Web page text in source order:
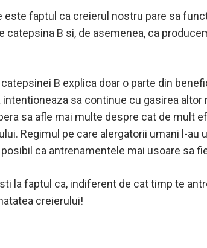
faptul ca creierul nostru pare sa
catepsina B si, de asemenea, ca
B explica doar o parte din
intentioneaza sa continue cu gasirea
sa afle mai multe despre cat de mult
Regimul pe care alergatorii umani l-
ca antrenamentele mai usoare sa
la faptul ca, indiferent de cat timp te
creierului!